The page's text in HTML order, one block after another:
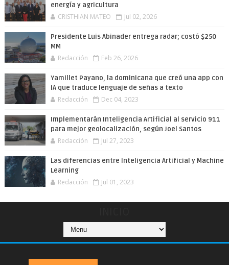
energía y agricultura
CRISTHIAN MATEO Jul 02, 2026
Presidente Luis Abinader entrega radar; costó $250
MM
Redacción Feb 26, 2026
Yamillet Payano, la dominicana que creó una app con
IA que traduce lenguaje de señas a texto
Redacción Dec 04, 2023
Implementarán Inteligencia Artificial al servicio 911
para mejor geolocalización, según Joel Santos
Redacción Jul 27, 2023
Las diferencias entre Inteligencia Artificial y Machine
Learning
Redacción Jul 01, 2023